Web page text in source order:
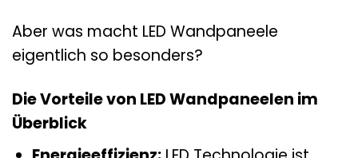
Aber was macht LED Wandpaneele
eigentlich so besonders?
Die Vorteile von LED Wandpaneelen im
Überblick